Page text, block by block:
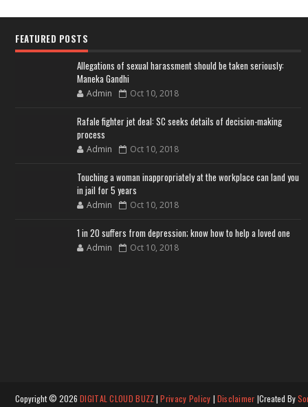
FEATURED POSTS
Allegations of sexual harassment should be taken seriously:
Maneka Gandhi
Admin Oct 10, 2018
Rafale fighter jet deal: SC seeks details of decision-making
process
Admin Oct 10, 2018
Touching a woman inappropriately at the workplace can land you
in jail for 5 years
Admin Oct 10, 2018
1 in 20 suffers from depression; know how to help a loved one
Admin Oct 10, 2018
Copyright © 2026 DIGITAL CLOUD BUZZ|Privacy Policy | Disclaimer |Created By